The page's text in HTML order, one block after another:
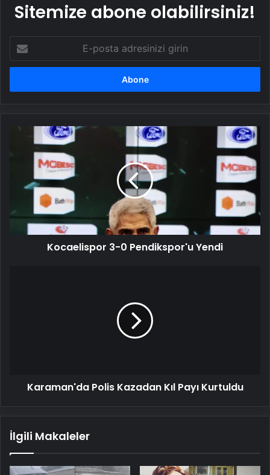
Sitemize abone olabilirsiniz!
posta
adresinizi
Kocaelispor
0
Pendikspor'u
Yendi
Kocaelispor 3-0 Pendikspor'u Yendi
Karaman'da Polis Kazadan Kıl Payı Kurtuldu
İlgili Makaleler